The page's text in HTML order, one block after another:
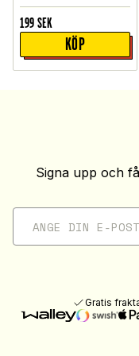
199 SEK
KÖP
Signa upp och
Gratis